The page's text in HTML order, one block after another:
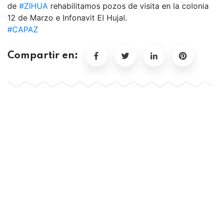
de #ZIHUA rehabilitamos pozos de visita en la colonia
12 de Marzo e Infonavit El Hujal.
#CAPAZ
Compartir en: